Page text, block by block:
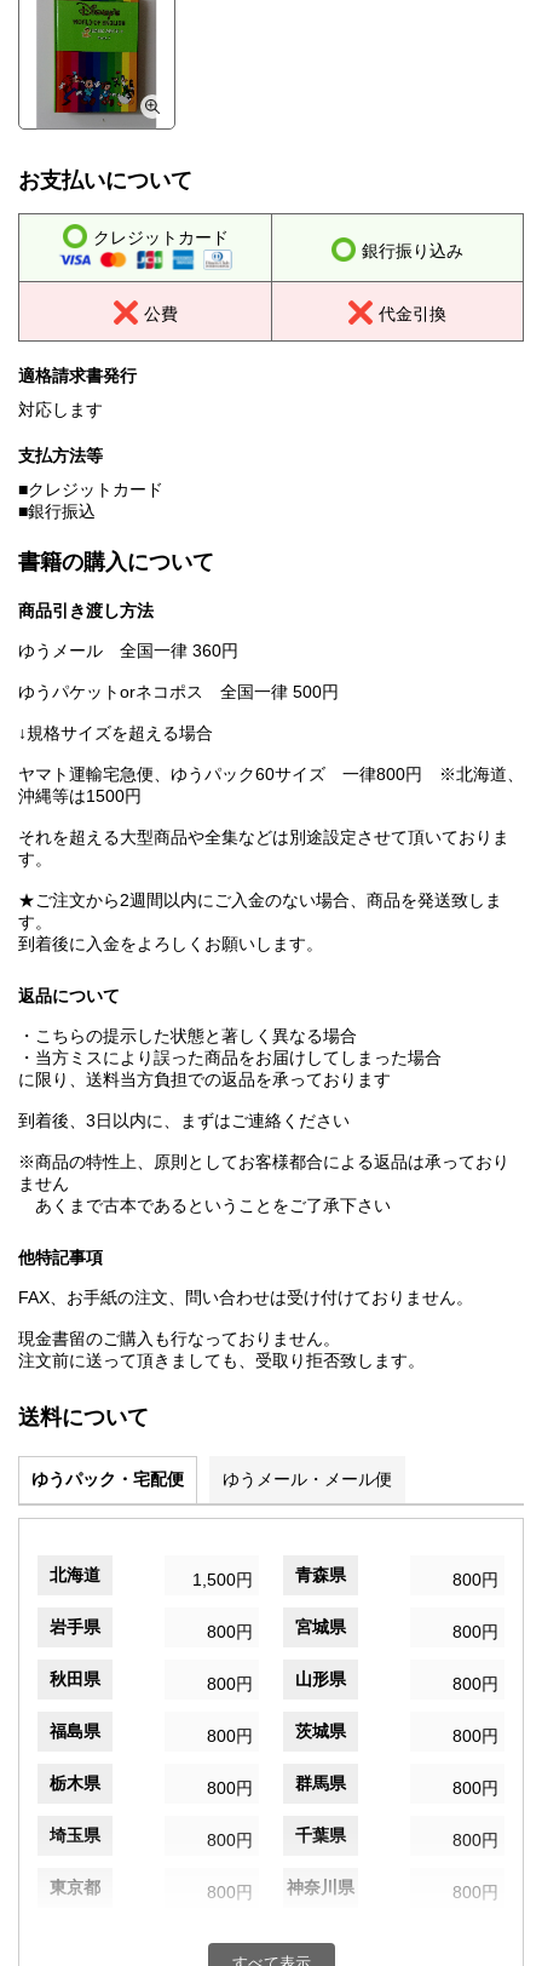
お支払いについて
クレジットカード
銀行振り込み
公費 代金引換
適格請求書発行
対応します
支払方法等
■クレジットカード
■銀行振込
書籍の購入について
商品引き渡し方法
ゆうメール 全国一律 360円
ゆうパケットorネコポス 全国一律 500円
↓規格サイズを超える場合
ヤマト運輸宅急便、ゆうパック60サイズ 一律800円 ※北海道、
沖縄等は1500円
それを超える大型商品や全集などは別途設定させて頂いておりま
す。
★ご注文から2週間以内にご入金のない場合、商品を発送致しま
す。
到着後に入金をよろしくお願いします。
返品について
・こちらの提示した状態と著しく異なる場合
・当方ミスにより誤った商品をお届けしてしまった場合
に限り、送料当方負担での返品を承っております
到着後、3日以内に、まずはご連絡ください
※商品の特性上、原則としてお客様都合による返品は承っており
ません
あくまで古本であるということをご了承下さい
他特記事項
FAX、お手紙の注文、問い合わせは受け付けておりません。
現金書留のご購入も行なっておりません。
注文前に送って頂きましても、受取り拒否致します。
送料について
ゆうパック・宅配便 ゆうメール・メール便
北海道 1,500円 青森県 800円
岩手県 800円 宮城県 800円
秋田県 800円 山形県 800円
福島県 800円 茨城県 800円
栃木県 800円 群馬県 800円
埼玉県 800円 千葉県 800円
東京都 800円 神奈川県 800円
800円 富山県